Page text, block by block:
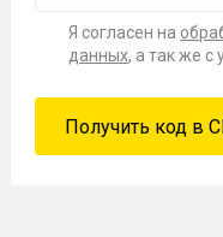
Я согласен на
данных, а так же с